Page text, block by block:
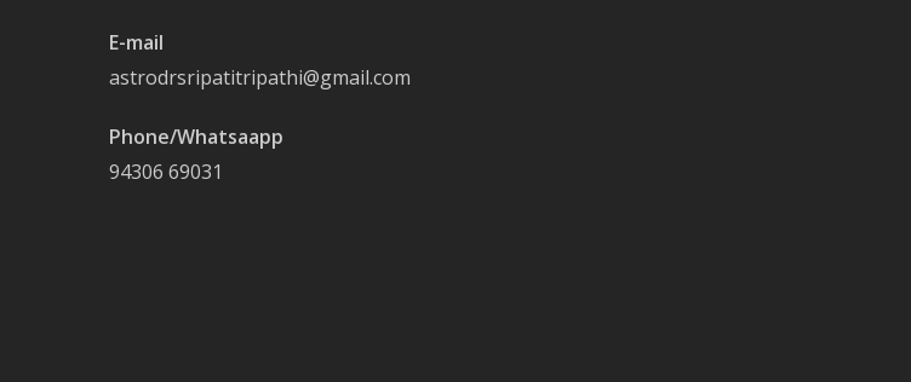
E-mail
astrodrsripatitripathi@gmail.com
Phone/Whatsaapp
94306 69031